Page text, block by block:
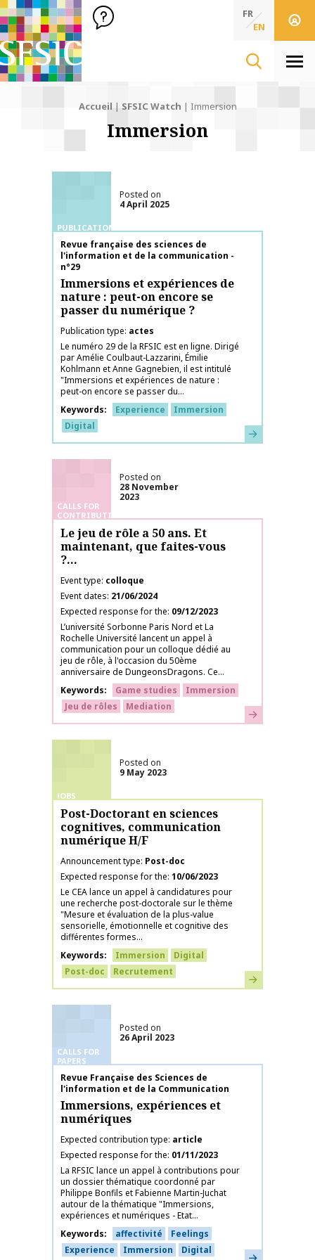
SFSIC Société Française des Sciences de l'Information & de
Société Française des Sciences de
FR
EN
Accueil | SFSIC Watch | Immersion
Immersion
PUBLICATIONS
Posted on
4 April 2025
Publication name
Revue française des sciences de
l'information et de la communication -
n°29
Immersions et expériences de
nature : peut-on encore se
passer du numérique ?
Publication type actes
Le numéro 29 de la RFSIC est en ligne. Dirigé
par Amélie Coulbaut-Lazzarini, Émilie
Kohlmann et Anne Gagnebien, il est intitulé
"Immersions et expériences de nature :
peut-on encore se passer du...
Keywords
Experience
Immersion
Digital
Learn more
CALLS FOR
CONTRIBUTIONS
Posted on
28 November
2023
Le jeu de rôle a 50 ans. Et
maintenant, que faites-vous
?…
Event type colloque
Event dates 21/06/2024
Expected response for the 09/12/2023
L’université Sorbonne Paris Nord et La
Rochelle Université lancent un appel à
communication pour un colloque dédié au
jeu de rôle, à l'occasion du 50ème
anniversaire de DungeonsDragons. Ce...
Keywords
Game studies
Immersion
Jeu de rôles
Mediation Learn more
JOBS
Posted on
9 May 2023
Post-Doctorant en sciences
cognitives, communication
numérique H/F
Announcement type Post-doc
Expected response for the 10/06/2023
Le CEA lance un appel à candidatures pour
une recherche post-doctorale sur le thème
"Mesure et évaluation de la plus-value
sensorielle, émotionnelle et cognitive des
différentes formes...
Keywords
Immersion
Digital
Post-doc
Recrutement Learn more
CALLS FOR
PAPERS
Posted on
26 April 2023
Publication name
Revue Française des Sciences de
l'information et de la Communication
Immersions, expériences et
numériques
Expected contribution type article
Expected response for the 01/11/2023
La RFSIC lance un appel à contributions pour
un dossier thématique coordonné par
Philippe Bonfils et Fabienne Martin-Juchat
autour de la thématique "Immersions,
expériences et numériques - Etat...
Keywords
affectivité
Feelings
Experience
Immersion Digital Learn more